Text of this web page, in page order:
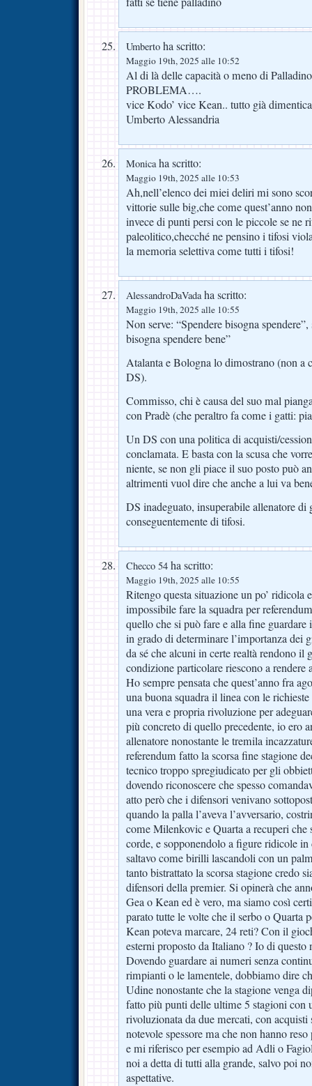
Umberto ha scritto:
Maggio 19th, 2025 alle 10:52
Al di là delle capacità o meno di
PROBLEMA….
vice Kodo’ vice Kean.. tutto già
Umberto Alessandria
Monicaha scritto:
Maggio 19th, 2025 alle 10:53
Ah,nell’elenco dei miei deliri mi sono
vittorie sulle big,che come quest’anno
invece di punti persi con le piccole se ne
paleolitico,checché ne pensino i tifosi
la memoria selettiva come tutti i tifosi!
AlessandroDaVadaha scritto:
Maggio 19th, 2025 alle 10:55
Non serve: “Spendere bisogna
bisogna spendere bene”
Atalanta e Bologna lo dimostrano (non a
DS).
Commisso, chi è causa del suo mal
con Pradè (che peraltro fa come i gatti:
Un DS con una politica di acquisti/
conclamata. E basta con la scusa che
niente, se non gli piace il suo posto può
altrimenti vuol dire che anche a lui va
DS inadeguato, insuperabile allenatore di
conseguentemente di tifosi.
Checco 54 ha scritto:
Maggio 19th, 2025 alle 10:55
Ritengo questa situazione un po’ ridicola
impossibile fare la squadra per
quello che si può fare e alla fine
in grado di determinare l’importanza dei
da sé che alcuni in certe realtà rendono il
condizione particolare riescono a
Ho sempre pensata che quest’anno fra
una buona squadra il linea con le
una vera e propria rivoluzione per
più concreto di quello precedente, io ero
allenatore nonostante le tremila
referendum fatto la scorsa fine stagione
tecnico troppo spregiudicato per gli
dovendo riconoscere che spesso
atto però che i difensori venivano
quando la palla l’aveva l’avversario,
come Milenkovic e Quarta a recuperi che
corde, e sopponendolo a figure ridicole
saltavo come birilli lascandoli con un
tanto bistrattato la scorsa stagione credo
difensori della premier. Si opinerà che
Gea o Kean ed è vero, ma siamo così
parato tutte le volte che il serbo o Quarta
Kean poteva marcare, 24 reti? Con il
esterni proposto da Italiano ? Io di questo
Dovendo guardare ai numeri senza
rimpianti o le lamentele, dobbiamo dire
Udine nonostante che la stagione venga
fatto più punti delle ultime 5 stagioni con
rivoluzionata da due mercati, con acquisti
notevole spessore ma che non hanno
e mi riferisco per esempio ad Adli o
noi a detta di tutti alla grande, salvo poi
aspettative.